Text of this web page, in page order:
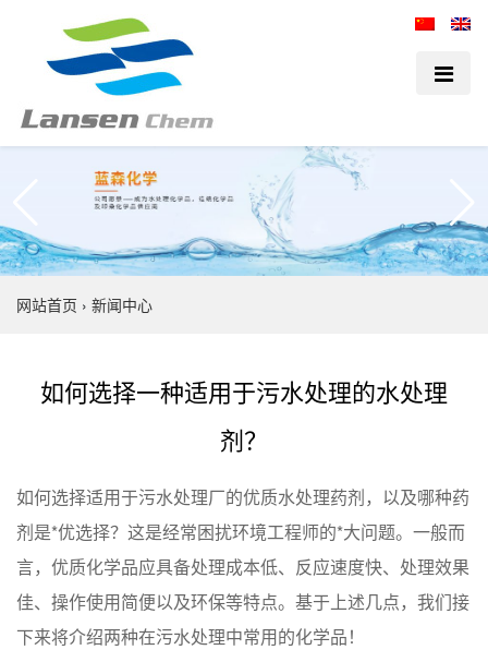
网站首页 › 新闻中心
如何选择一种适用于污水处理的水处理
剂？
如何选择适用于污水处理厂的优质水处理药剂，以及哪种药
剂是*优选择？这是经常困扰环境工程师的*大问题。一般而
言，优质化学品应具备处理成本低、反应速度快、处理效果
佳、操作使用简便以及环保等特点。基于上述几点，我们接
下来将介绍两种在污水处理中常用的化学品！